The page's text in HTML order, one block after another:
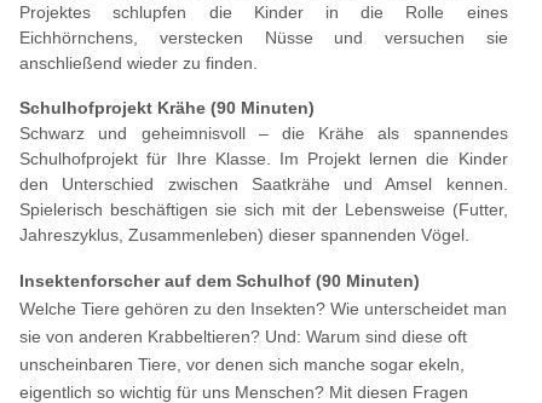
Projektes schlupfen die Kinder in die Rolle eines
Eichhörnchens, verstecken Nüsse und versuchen sie
anschließend wieder zu finden.
Schulhofprojekt Krähe (90 Minuten)
Schwarz und geheimnisvoll – die Krähe als spannendes
Schulhofprojekt für Ihre Klasse. Im Projekt lernen die Kinder
den Unterschied zwischen Saatkrähe und Amsel kennen.
Spielerisch beschäftigen sie sich mit der Lebensweise (Futter,
Jahreszyklus, Zusammenleben) dieser spannenden Vögel.
Insektenforscher auf dem Schulhof (90 Minuten)
Welche Tiere gehören zu den Insekten? Wie unterscheidet man
sie von anderen Krabbeltieren? Und: Warum sind diese oft
unscheinbaren Tiere, vor denen sich manche sogar ekeln,
eigentlich so wichtig für uns Menschen? Mit diesen Fragen